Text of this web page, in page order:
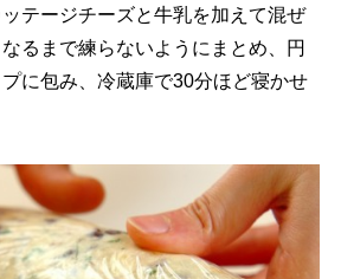
テージチーズと牛乳を加えて混ぜ
るまで練らないようにまとめ、円
に包み、冷蔵庫で30分ほど寝かせ